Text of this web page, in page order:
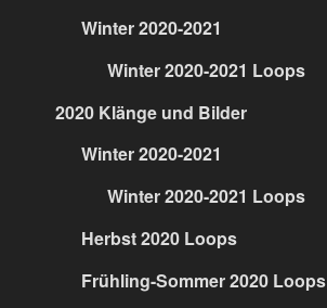
Winter 2020-2021
Winter 2020-2021 Loops
2020 Klänge und Bilder
Winter 2020-2021
Winter 2020-2021 Loops
Herbst 2020 Loops
Frühling-Sommer 2020 Loops